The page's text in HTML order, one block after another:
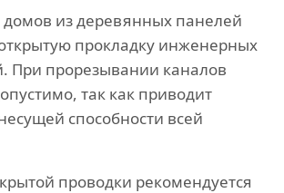
домов из деревянных панелей
прокладку инженерных
При прорезывании каналов
так как приводит
способности всей
проводки рекомендуется